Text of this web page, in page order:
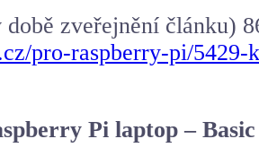
době zveřejnění článku)
pro-raspberry-pi/
Pi laptop –